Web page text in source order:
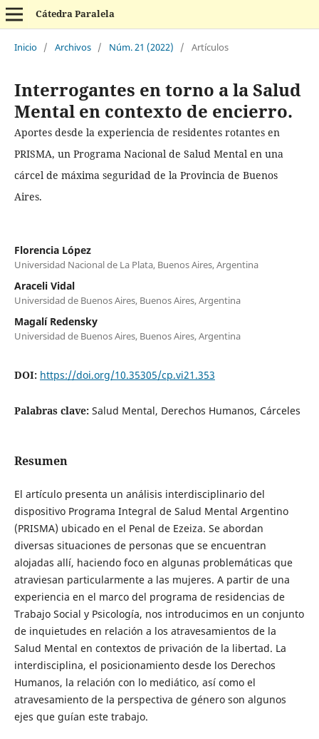
Cátedra Paralela
Inicio / Archivos / Núm. 21 (2022) / Artículos
Interrogantes en torno a la Salud
Mental en contexto de encierro.
Aportes desde la experiencia de residentes rotantes en
PRISMA, un Programa Nacional de Salud Mental en una
cárcel de máxima seguridad de la Provincia de Buenos
Aires.
Florencia López
Universidad Nacional de La Plata, Buenos Aires, Argentina
Araceli Vidal
Universidad de Buenos Aires, Buenos Aires, Argentina
Magalí Redensky
Universidad de Buenos Aires, Buenos Aires, Argentina
DOI: https://doi.org/10.35305/cp.vi21.353
Palabras clave: Salud Mental, Derechos Humanos, Cárceles
Resumen
El artículo presenta un análisis interdisciplinario del
dispositivo Programa Integral de Salud Mental Argentino
(PRISMA) ubicado en el Penal de Ezeiza. Se abordan
diversas situaciones de personas que se encuentran
alojadas allí, haciendo foco en algunas problemáticas que
atraviesan particularmente a las mujeres. A partir de una
experiencia en el marco del programa de residencias de
Trabajo Social y Psicología, nos introducimos en un conjunto
de inquietudes en relación a los atravesamientos de la
Salud Mental en contextos de privación de la libertad. La
interdisciplina, el posicionamiento desde los Derechos
Humanos, la relación con lo mediático, así como el
atravesamiento de la perspectiva de género son algunos
ejes que guían este trabajo.